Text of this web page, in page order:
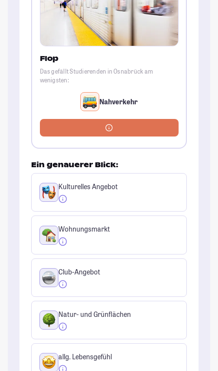
Flop
Das gefällt Studierenden in Osnabrück am
wenigsten:
Nahverkehr
Ein genauerer Blick:
Kulturelles Angebot
Wohnungsmarkt
Club-Angebot
Natur- und Grünflächen
allg. Lebensgefühl